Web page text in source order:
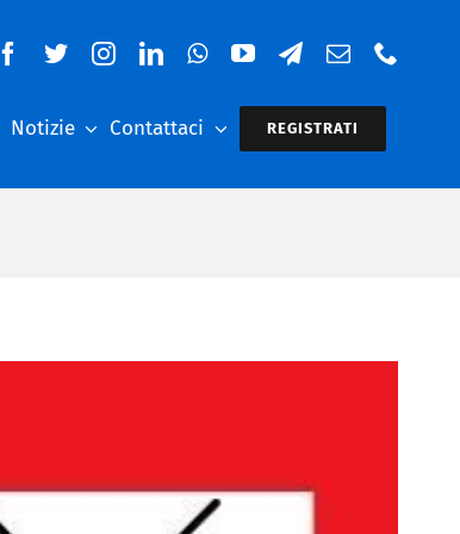
Notizie Contattaci REGISTRATI